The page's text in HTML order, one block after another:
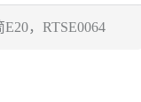
，RTSE0064